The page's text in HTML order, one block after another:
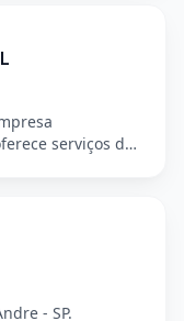
serviços de
- SP.